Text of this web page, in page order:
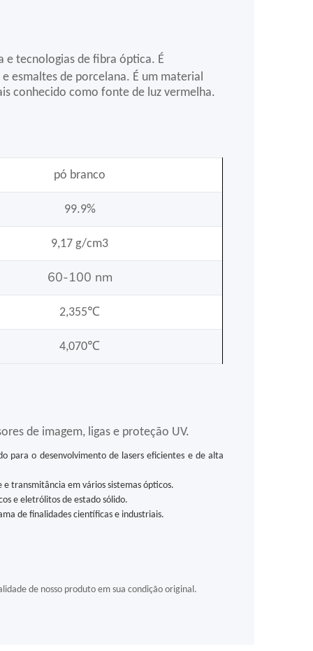
e tecnologias de fibra óptica. É
esmaltes de porcelana. É um material
conhecido como fonte de luz vermelha.
pó branco
99.9%
9,17 g/cm3
60-100 nm
2,355℃
4,070℃
de imagem, ligas e proteção UV.
para o desenvolvimento de lasers eficientes e de alta
transmitância em vários sistemas ópticos.
e eletrólitos de estado sólido.
de finalidades científicas e industriais.
de nosso produto em sua condição original.